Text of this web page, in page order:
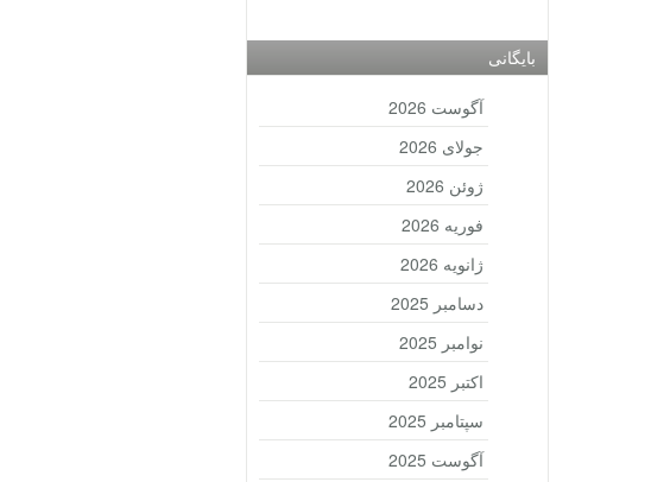
بایگانی
آگوست 2026
جولای 2026
ژوئن 2026
فوریه 2026
ژانویه 2026
دسامبر 2025
نوامبر 2025
اکتبر 2025
سپتامبر 2025
آگوست 2025